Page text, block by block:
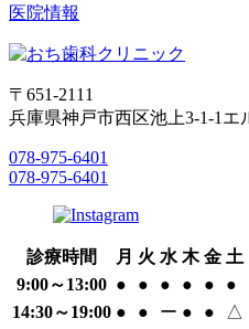
医院情報
〒651-2111
兵庫県神戸市西区池上3-1-1エ
078-975-6401
078-975-6401
診療時間 月 火 水 木 金 土
9:00～13:00 ● ● ● ● ● ●
14:30～19:00 ● ● ー ● ● △